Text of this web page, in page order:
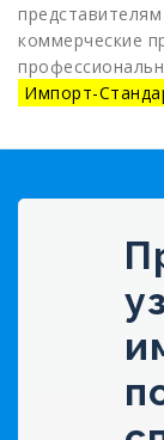
коммерческие
Импорт-